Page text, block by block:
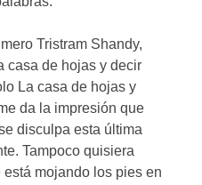
Tristram Shandy,
casa de hojas y decir
La casa de hojas y
da la impresión que
disculpa esta última
Tampoco quisiera
mojando los pies en